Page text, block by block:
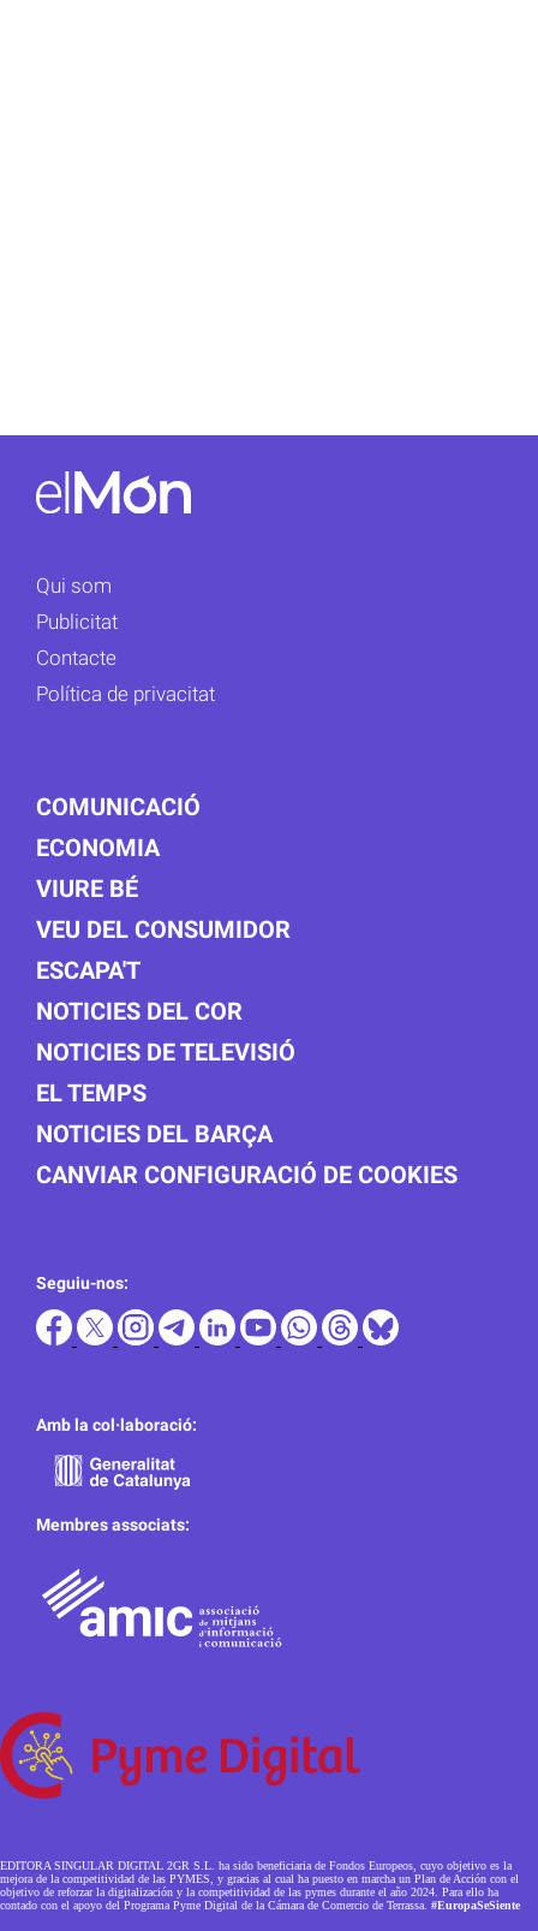
Qui som
Publicitat
Contacte
Política de privacitat
COMUNICACIÓ
ECONOMIA
VIURE BÉ
VEU DEL CONSUMIDOR
ESCAPA'T
NOTICIES DEL COR
NOTICIES DE TELEVISIÓ
EL TEMPS
NOTICIES DEL BARÇA
CANVIAR CONFIGURACIÓ DE COOKIES
Seguiu-nos:
Amb la col·laboració:
Membres associats:
EDITORA SINGULAR DIGITAL 2GR S.L. ha sido beneficiaria de Fondos Europeos, cuyo objetivo es la
mejora de la competitividad de las PYMES, y gracias al cual ha puesto en marcha un Plan de Acción con el
objetivo de reforzar la digitalización y la competitividad de las pymes durante el año 2024. Para ello ha
contado con el apoyo del Programa Pyme Digital de la Cámara de Comercio de Terrassa. #EuropaSeSiente